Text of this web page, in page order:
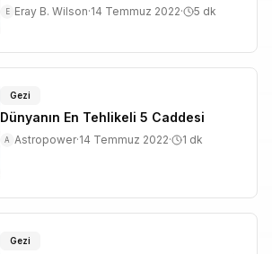
E Eray B. Wilson·14 Temmuz 2022· 5 dk
Gezi
Dünyanın En Tehlikeli 5 Caddesi
A Astropower·14 Temmuz 2022· 1 dk
Gezi